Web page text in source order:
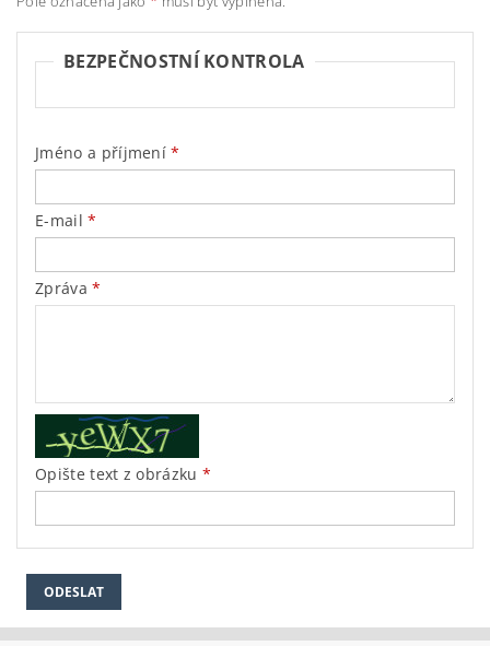
BEZPEČNOSTNÍ KONTROLA
Jméno a příjmení
E-mail
Zpráva
Opište text z obrázku